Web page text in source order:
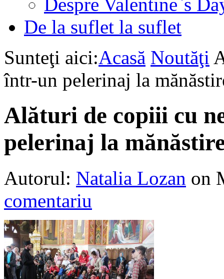
De la suflet la suflet
Sunteţi aici:Acasă Noutăţi
într-un pelerinaj la
Alături de copiii cu
pelerinaj la
Autorul: Natalia Lozan on
comentariu